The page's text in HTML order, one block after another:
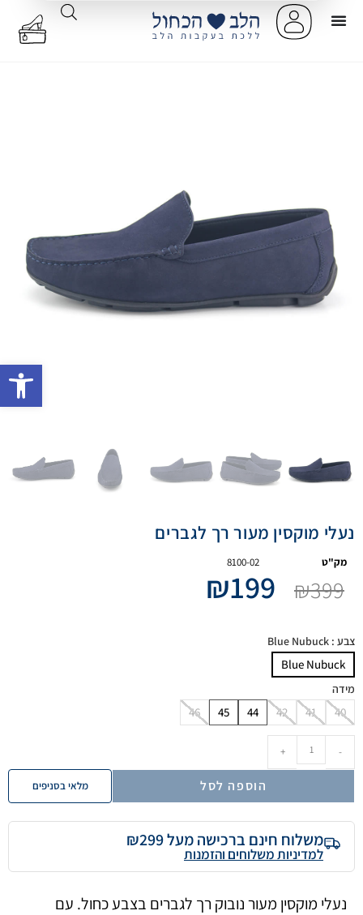
נעלי מוקסין מעור רך לגברים
מק"ט 8100-02
₪399
₪199
צבע : Blue Nubuck
Blue Nubuck
מידה
40
41
42
44
45
46
-
+
הוספה לסל מלאי בסניפים
משלוח חינם ברכישה מעל ₪299
למדיניות משלוחים והזמנות
נעלי מוקסין מעור נובוק רך לגברים בצבע כחול. עם